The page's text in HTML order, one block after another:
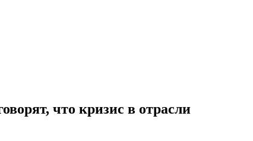
что кризис в отрасли